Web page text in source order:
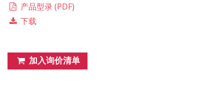
产品型录 (PDF)
下载
加入询价清单